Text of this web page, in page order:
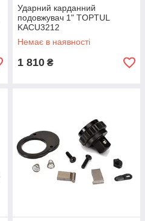
Ударний карданний
подовжувач 1" TOPTUL
KACU3212
Немає в наявності
1 810 ₴